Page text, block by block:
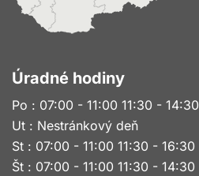
Úradné hodiny
Po : 07:00 - 11:00 11:30 - 14:30
Ut : Nestránkový deň
St : 07:00 - 11:00 11:30 - 16:30
Št : 07:00 - 11:00 11:30 - 14:30